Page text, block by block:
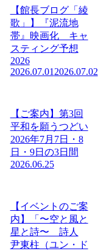
【館長ブログ「綾
歌」】『泥流地
帯』映画化 キャ
スティング予想
2026
2026.07.01 2026.07.02
【ご案内】第3回
平和を願うつどい
2026年7月7日・8
日・9日の3日間
2026.06.25
【イベントのご案
内】「〜空と風と
星と詩〜 詩人
尹東柱（ユン・ド